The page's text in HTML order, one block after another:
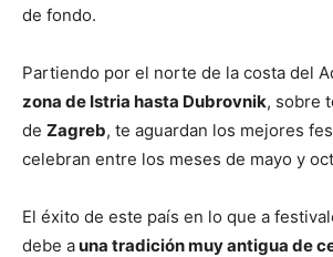
de fondo.
Partiendo por el norte de la costa del
zona de Istria hasta Dubrovnik, sobre
de Zagreb, te aguardan los mejores
celebran entre los meses de mayo y
El éxito de este país en lo que a
debe auna tradición muy antigua de